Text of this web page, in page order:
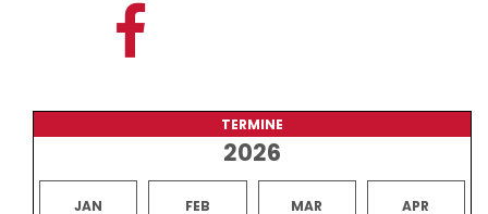
TERMINE
2026
JAN FEB MAR APR